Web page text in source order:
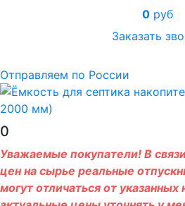
0 руб
Заказать
Отправляем по России
0
Уважаемые покупатели! В
цен на сырье реальные
могут отличаться от указанных